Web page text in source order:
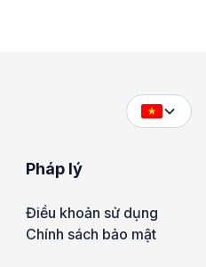
Pháp lý
Điều khoản sử dụng
Chính sách bảo mật